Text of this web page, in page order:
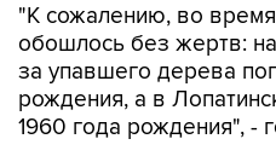
"К сожалению, во
обошлось без жертв:
за упавшего дерева
рождения, а в
1960 года рождения", -